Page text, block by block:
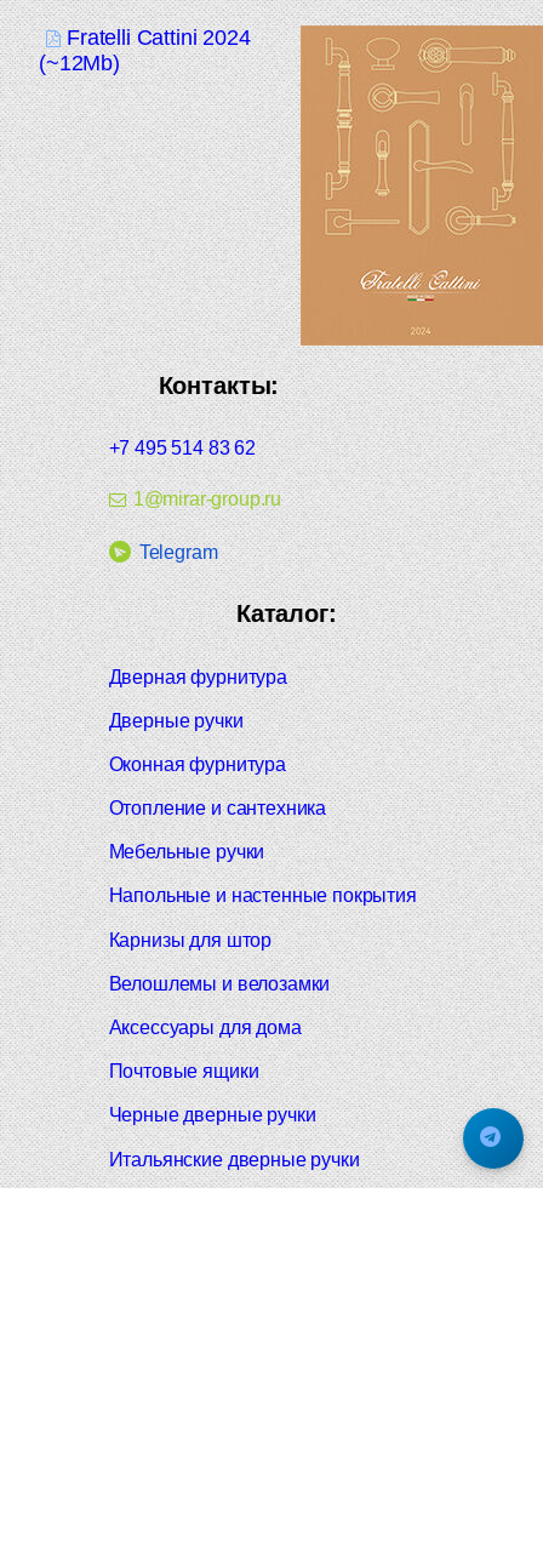
Fratelli Cattini 2024
(~12Mb)
Контакты:
+7 495 514 83 62
1@mirar-group.ru
Telegram
Каталог:
Дверная фурнитура
Дверные ручки
Оконная фурнитура
Отопление и сантехника
Мебельные ручки
Напольные и настенные покрытия
Карнизы для штор
Велошлемы и велозамки
Аксессуары для дома
Почтовые ящики
Черные дверные ручки
Итальянские дверные ручки